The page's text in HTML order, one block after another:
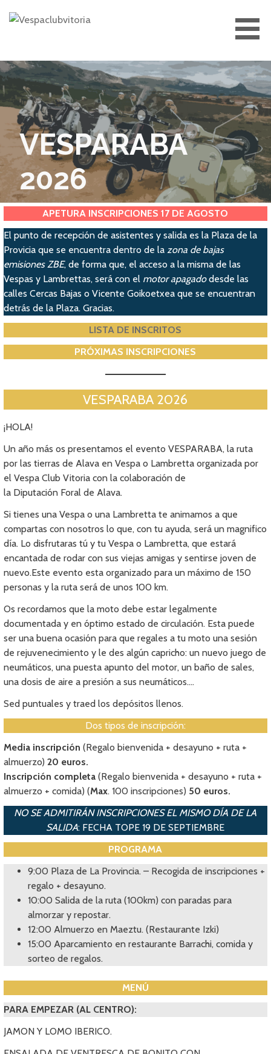
VESPACLUBVITORIA
VESPARABA
2026
APETURA INSCRIPCIONES 17 DE AGOSTO
El punto de recepción de asistentes y salida es la Plaza de la
Provicia que se encuentra dentro de lazona de bajas
emisiones ZBE, de forma que, el acceso a la misma de las
Vespas y Lambrettas, será con el motor apagadodesde las
calles Cercas Bajas o Vicente Goikoetxea que se encuentran
detrás de la Plaza. Gracias.
LISTA DE INSCRITOS
PRÓXIMAS INSCRIPCIONES
VESPARABA 2026
¡HOLA!
Un año más os presentamos el evento VESPARABA, la ruta
por las tierras de Alava en Vespa o Lambretta organizada por
el Vespa Club Vitoria con la colaboración de
la Diputación Foral de Alava.
Si tienes una Vespa o una Lambretta te animamos a que
compartas con nosotros lo que, con tu ayuda, será un magnifico
día. Lo disfrutaras tú y tu Vespa o Lambretta, que estará
encantada de rodar con sus viejas amigas y sentirse joven de
nuevo.Este evento esta organizado para un máximo de 150
personas y la ruta será de unos 100 km.
Os recordamos que la moto debe estar legalmente
documentada y en óptimo estado de circulación. Esta puede
ser una buena ocasión para que regales a tu moto una sesión
de rejuvenecimiento y le des algún capricho: un nuevo juego de
neumáticos, una puesta apunto del motor, un baño de sales,
una dosis de aire a presión a sus neumáticos….
Sed puntuales y traed los depósitos llenos.
Dos tipos de inscripción:
Media inscripción (Regalo bienvenida + desayuno + ruta +
almuerzo)20 euros.
Inscripción completa (Regalo bienvenida + desayuno + ruta +
almuerzo + comida) (Max. 100 inscripciones) 50 euros.
NO SE ADMITIRÁN INSCRIPCIONES EL MISMO DÍA DE LA
SALIDA: FECHA TOPE 19 DE SEPTIEMBRE
PROGRAMA
9:00 Plaza de La Provincia. – Recogida de inscripciones +
regalo + desayuno.
10:00 Salida de la ruta (100km) con paradas para
almorzar y repostar.
12:00 Almuerzo en Maeztu. (Restaurante Izki)
15:00 Aparcamiento en restaurante Barrachi, comida y
sorteo de regalos.
MENÚ
PARA EMPEZAR (AL CENTRO):
JAMON Y LOMO IBERICO.